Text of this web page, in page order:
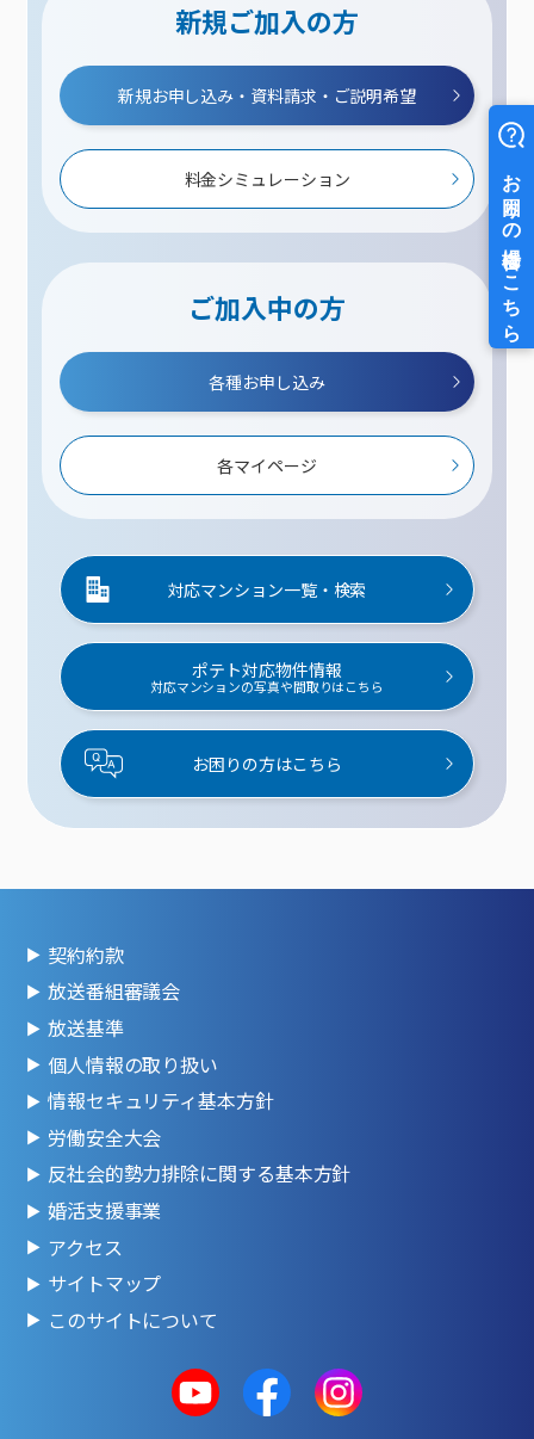
新規ご加入の方
新規お申し込み・資料請求・ご説明希望
料金シミュレーション
ご加入中の方
各種お申し込み
各マイページ
対応マンション一覧・検索
ポテト対応物件情報
対応マンションの写真や間取りはこちら
お困りの方はこちら
契約約款
放送番組審議会
放送基準
個人情報の取り扱い
情報セキュリティ基本方針
労働安全大会
反社会的勢力排除に関する基本方針
婚活支援事業
アクセス
サイトマップ
このサイトについて